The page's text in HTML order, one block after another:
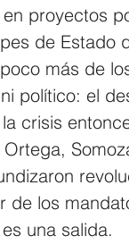
proyectos
de Estado
más de
político: el
crisis
de los
una salida.